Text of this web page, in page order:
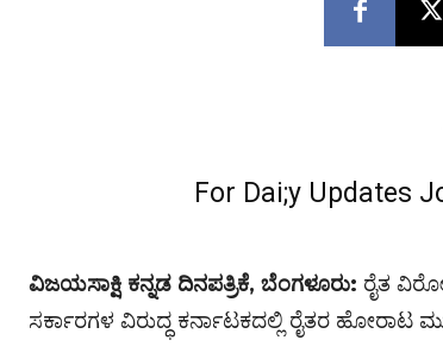
For Dai;y Updates
ವಿಜಯಸಾಕ್ಷಿ ಕನ್ನಡ ದಿನಪತ್ರಿಕೆ, ಬೆಂಗಳೂರು: ರೈತ
ಸರ್ಕಾರಗಳ ವಿರುದ್ಧ ಕರ್ನಾಟಕದಲ್ಲಿ ರೈತರ ಹೋರಾಟ